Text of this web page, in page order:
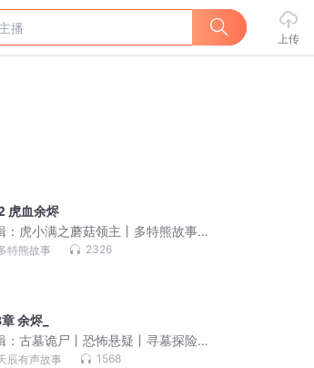
上传
虎血余烬
： 虎小满之蘑菇领主丨多特熊故事
小满领主系列
特熊故事 2326
余烬_
：古墓诡尸丨恐怖悬疑丨寻墓探险
人有声剧
辰有声故事 1568